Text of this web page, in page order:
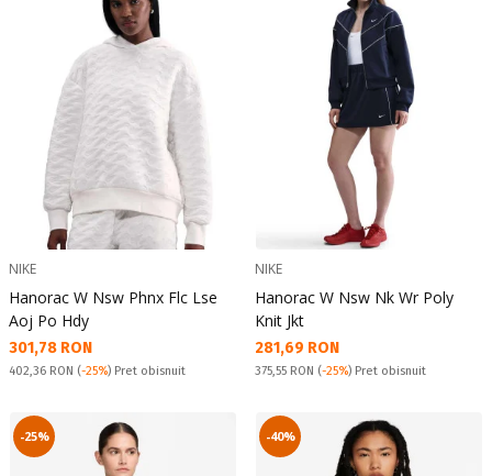
NIKE
Hanorac W Nsw Phnx Flc Lse
Aoj Po Hdy
Текуща цена:
301,78 RON
Pret obisnuit:
402,36 RON (-25%) Pret obisnuit
NIKE
Hanorac W Nsw Nk Wr Poly
Knit Jkt
Текуща цена:
281,69 RON
Pret obisnuit:
375,55 RON (-25%) Pret obisnuit
-25% -40%